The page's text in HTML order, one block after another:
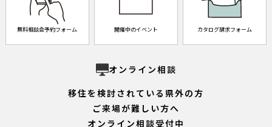
無料相談会予約フォーム 開催中のイベント カタログ請求フォーム
オンライン相談
移住を検討されている県外の方
ご来場が難しい方へ
オンライン相談受付中